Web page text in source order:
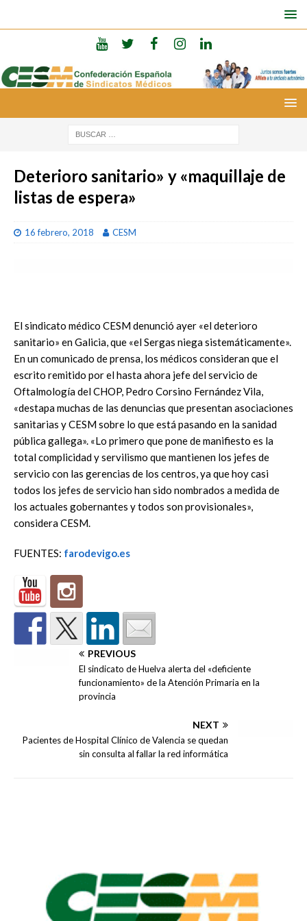
Deterioro sanitario» y «maquillaje de
listas de espera»
16 febrero, 2018 CESM
El sindicato médico CESM denunció ayer «el deterioro
sanitario» en Galicia, que «el Sergas niega sistemáticamente».
En un comunicado de prensa, los médicos consideran que el
escrito remitido por el hasta ahora jefe del servicio de
Oftalmología del CHOP, Pedro Corsino Fernández Vila,
«destapa muchas de las denuncias que presentan asociaciones
sanitarias y CESM sobre lo que está pasando en la sanidad
pública gallega». «Lo primero que pone de manifiesto es la
total complicidad y servilismo que mantienen los jefes de
servicio con las gerencias de los centros, ya que hoy casi
todos los jefes de servicio han sido nombrados a medida de
los actuales gobernantes y todos son provisionales»,
considera CESM.
FUENTES: farodevigo.es
PREVIOUS
El sindicato de Huelva alerta del «deficiente
funcionamiento» de la Atención Primaria en la
provincia
NEXT
Pacientes de Hospital Clínico de Valencia se quedan
sin consulta al fallar la red informática